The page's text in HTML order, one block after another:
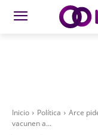
Inicio Política
Arce
vacunen a...